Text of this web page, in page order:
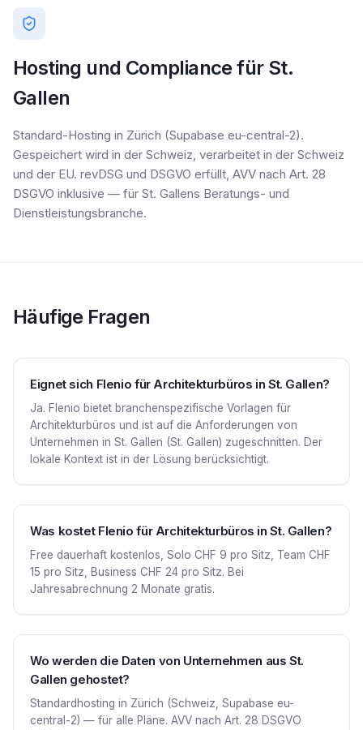
Hosting und Compliance für St.
Gallen
Standard-Hosting in Zürich (Supabase eu-central-2).
Gespeichert wird in der Schweiz, verarbeitet in der Schweiz
und der EU. revDSG und DSGVO erfüllt, AVV nach Art. 28
DSGVO inklusive — für St. Gallens Beratungs- und
Dienstleistungsbranche.
Häufige Fragen
Eignet sich Flenio für Architekturbüros in St. Gallen?
Ja. Flenio bietet branchenspezifische Vorlagen für
Architekturbüros und ist auf die Anforderungen von
Unternehmen in St. Gallen (St. Gallen) zugeschnitten. Der
lokale Kontext ist in der Lösung berücksichtigt.
Was kostet Flenio für Architekturbüros in St. Gallen?
Free dauerhaft kostenlos, Solo CHF 9 pro Sitz, Team CHF
15 pro Sitz, Business CHF 24 pro Sitz. Bei
Jahresabrechnung 2 Monate gratis.
Wo werden die Daten von Unternehmen aus St.
Gallen gehostet?
Standardhosting in Zürich (Schweiz, Supabase eu-
central-2) — für alle Pläne. AVV nach Art. 28 DSGVO